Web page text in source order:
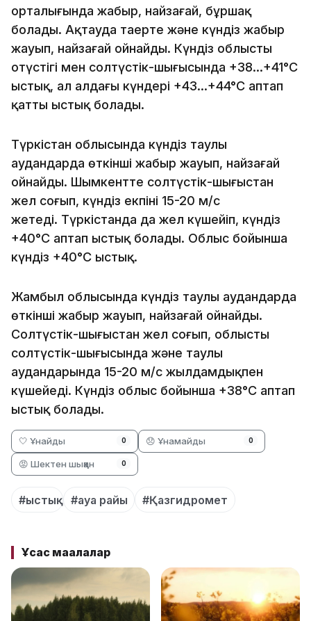
орталығында жаңбыр, найзағай, бұршақ
болады. Ақтауда таңертең және күндіз жаңбыр
жауып, найзағай ойнайды. Күндіз облыстың
оңтүстігі мен солтүстік-шығысында +38…+41°C
ыстық, ал алдағы күндері +43…+44°C аптап
қатты ыстық болады.
Түркістан облысында күндіз таулы
аудандарда өткінші жаңбыр жауып, найзағай
ойнайды. Шымкентте солтүстік-шығыстан
жел соғып, күндіз екпіні 15-20 м/с
жетеді. Түркістанда да жел күшейіп, күндіз
+40°C аптап ыстық болады. Облыс бойынша
күндіз +40°C ыстық.
Жамбыл облысында күндіз таулы аудандарда
өткінші жаңбыр жауып, найзағай ойнайды.
Солтүстік-шығыстан жел соғып, облыстың
солтүстік-шығысында және таулы
аудандарында 15-20 м/с жылдамдықпен
күшейеді. Күндіз облыс бойынша +38°C аптап
ыстық болады.
🤍 Ұнайды 0 😞 Ұнамайды 0
😡 Шектен шыққан 0
#ыстық #ауа райы #Қазгидромет
Ұқсас мақалалар